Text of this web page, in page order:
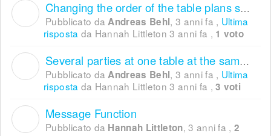
Changing the order of the table plans subsequently
Pubblicato da Andreas Behl, 3 anni fa , Ultima
risposta da Hannah Littleton3 anni fa , 1 voto
Several parties at one table at the same time
Pubblicato da Andreas Behl, 3 anni fa , Ultima
risposta da Hannah Littleton3 anni fa ,3 voti
Message Function
Pubblicato da Hannah Littleton,3 anni fa ,2